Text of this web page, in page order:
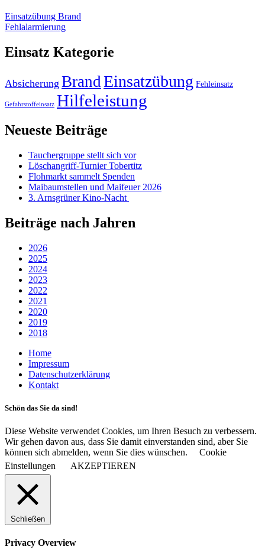
Einsatzübung Brand
Fehlalarmierung
Einsatz Kategorie
Absicherung BrandEinsatzübung Fehleinsatz
Gefahrstoffeinsatz Hilfeleistung
Neueste Beiträge
Tauchergruppe stellt sich vor
Löschangriff-Turnier Tobertitz
Flohmarkt sammelt Spenden
Maibaumstellen und Maifeuer 2026
3. Arnsgrüner Kino-Nacht
Beiträge nach Jahren
2026
2025
2024
2023
2022
2021
2020
2019
2018
Home
Impressum
Datenschutzerklärung
Kontakt
Schön das Sie da sind!
Diese Website verwendet Cookies, um Ihren Besuch zu verbessern.
Wir gehen davon aus, dass Sie damit einverstanden sind, aber Sie
können sich abmelden, wenn Sie dies wünschen.
Cookie
Einstellungen
AKZEPTIEREN
Schließen
Privacy Overview